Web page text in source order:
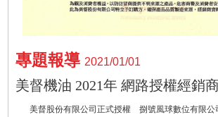
專題報導 2021/01/01
美督機油 2021年 網路授權經銷
美督股份有限公司正式授權 捌號風球數位有限